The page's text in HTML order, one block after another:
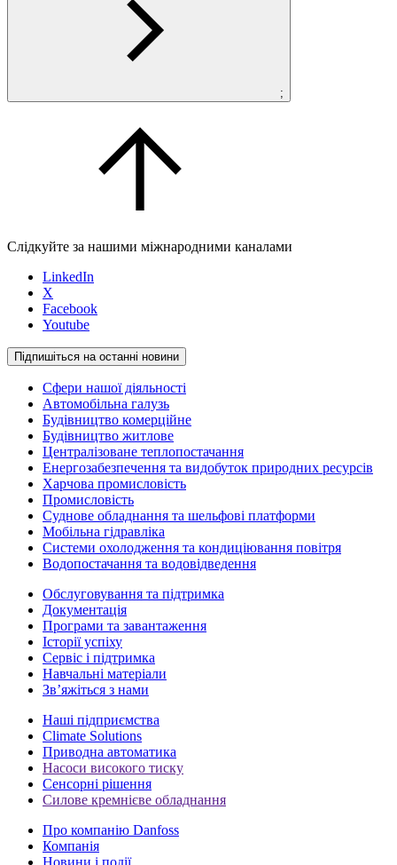
;
Слідкуйте за нашими міжнародними каналами
LinkedIn
X
Facebook
Youtube
Підпишіться на останні новини
Сфери нашої діяльності
Автомобільна галузь
Будівництво комерційне
Будівництво житлове
Централізоване теплопостачання
Енергозабезпечення та видобуток природних ресурсів
Харчова промисловість
Промисловість
Суднове обладнання та шельфові платформи
Мобільна гідравліка
Системи охолодження та кондиціювання повітря
Водопостачання та водовідведення
Обслуговування та підтримка
Документація
Програми та завантаження
Історії успіху
Сервіс і підтримка
Навчальні матеріали
Зв’яжіться з нами
Наші підприємства
Climate Solutions
Приводна автоматика
Насоси високого тиску
Сенсорні рішення
Силове кремнієве обладнання
Про компанію Danfoss
Компанія
Новини і події